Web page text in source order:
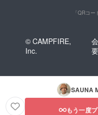
「QRコ
© CAMPFIRE,
Inc.
要
SAUNA
もう一度